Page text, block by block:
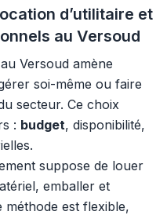
d’utilitaire et
au Versoud
Versoud amène
soi-même ou faire
secteur. Ce choix
: budget, disponibilité,
suppose de louer
emballer et
est flexible,